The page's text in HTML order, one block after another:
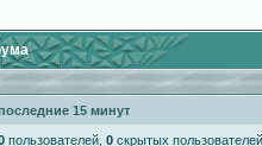
15 минут
пользователей, 0 скрытых пользователей